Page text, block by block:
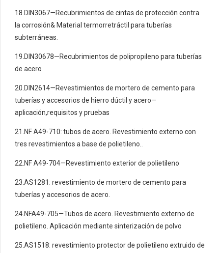
18.DIN3067—Recubrimientos de cintas de protección contra
la corrosión& Material termorretráctil para tuberías
subterráneas.
19.DIN30678—Recubrimientos de polipropileno para tuberías
de acero
20.DIN2614—Revestimientos de mortero de cemento para
tuberías y accesorios de hierro dúctil y acero—
aplicación,requisitos y pruebas
21.NF A49-710: tubos de acero. Revestimiento externo con
tres revestimientos a base de polietileno..
22.NF A49-704—Revestimiento exterior de polietileno
23.AS1281: revestimiento de mortero de cemento para
tuberías y accesorios de acero.
24.NFA49-705—Tubos de acero. Revestimiento externo de
polietileno. Aplicación mediante sinterización de polvo
25.AS1518: revestimiento protector de polietileno extruido de